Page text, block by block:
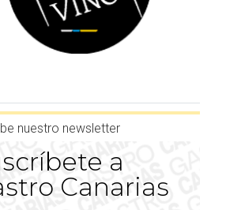
nuestro newsletter
a
Canarias